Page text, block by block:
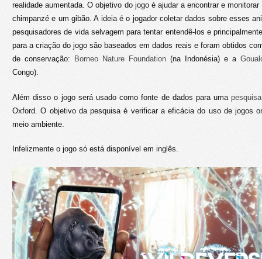
realidade aumentada. O objetivo do jogo é ajudar a encontrar e
chimpanzé e um gibão. A ideia é o jogador coletar dados sobre esses
pesquisadores de vida selvagem para tentar entendê-los e
para a criação do jogo são baseados em dados reais e foram obtidos
de conservação:
Borneo Nature Foundation (na Indonésia) e a
Congo).
Além disso o jogo será usado como fonte de dados para uma
Oxford. O objetivo da pesquisa é verificar a eficácia do uso de jogos
meio ambiente.
Infelizmente o jogo só está disponível em inglês.